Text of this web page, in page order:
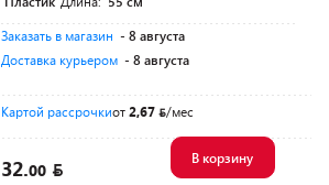
Заказать в магазин - 8 августа
Доставка курьером - 8 августа
Картой рассрочкиот2,67 /мес
32.00
В корзину